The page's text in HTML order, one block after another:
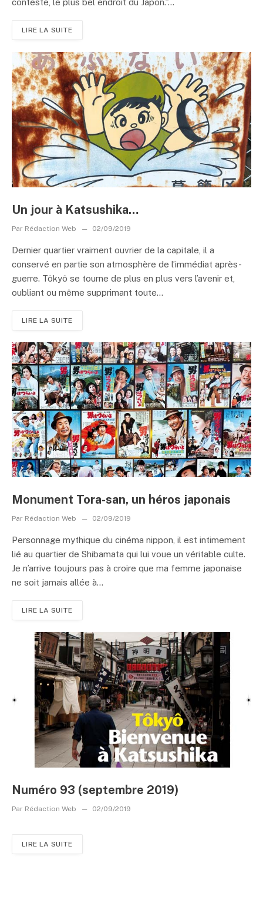
conteste, le plus bel endroit du Japon.”...
LIRE LA SUITE
Un jour à Katsushika…
Par Rédaction Web 02/09/2019
Dernier quartier vraiment ouvrier de la capitale, il a
conservé en partie son atmosphère de l’immédiat après-
guerre. Tôkyô se tourne de plus en plus vers l’avenir et,
oubliant ou même supprimant toute...
LIRE LA SUITE
Monument Tora-san, un héros japonais
Par Rédaction Web 02/09/2019
Personnage mythique du cinéma nippon, il est intimement
lié au quartier de Shibamata qui lui voue un véritable culte.
Je n’arrive toujours pas à croire que ma femme japonaise
ne soit jamais allée à...
LIRE LA SUITE
Numéro 93 (septembre 2019)
Par Rédaction Web 02/09/2019
LIRE LA SUITE